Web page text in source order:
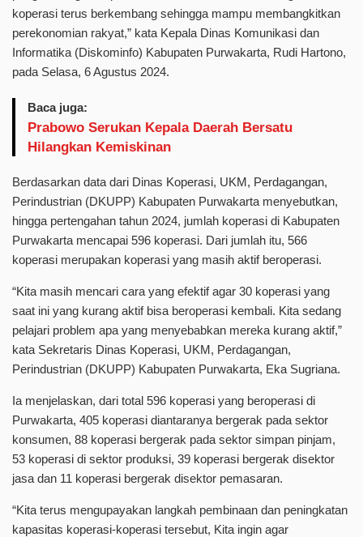
koperasi terus berkembang sehingga mampu membangkitkan
perekonomian rakyat,” kata Kepala Dinas Komunikasi dan
Informatika (Diskominfo) Kabupaten Purwakarta, Rudi Hartono,
pada Selasa, 6 Agustus 2024.
Baca juga:
Prabowo Serukan Kepala Daerah Bersatu
Hilangkan Kemiskinan
Berdasarkan data dari Dinas Koperasi, UKM, Perdagangan,
Perindustrian (DKUPP) Kabupaten Purwakarta menyebutkan,
hingga pertengahan tahun 2024, jumlah koperasi di Kabupaten
Purwakarta mencapai 596 koperasi. Dari jumlah itu, 566
koperasi merupakan koperasi yang masih aktif beroperasi.
“Kita masih mencari cara yang efektif agar 30 koperasi yang
saat ini yang kurang aktif bisa beroperasi kembali. Kita sedang
pelajari problem apa yang menyebabkan mereka kurang aktif,”
kata Sekretaris Dinas Koperasi, UKM, Perdagangan,
Perindustrian (DKUPP) Kabupaten Purwakarta, Eka Sugriana.
Ia menjelaskan, dari total 596 koperasi yang beroperasi di
Purwakarta, 405 koperasi diantaranya bergerak pada sektor
konsumen, 88 koperasi bergerak pada sektor simpan pinjam,
53 koperasi di sektor produksi, 39 koperasi bergerak disektor
jasa dan 11 koperasi bergerak disektor pemasaran.
“Kita terus mengupayakan langkah pembinaan dan peningkatan
kapasitas koperasi-koperasi tersebut, Kita ingin agar